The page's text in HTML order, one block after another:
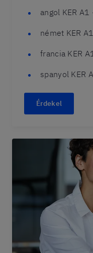
angol KER A1
német KER
francia KER
spanyol KER
Érdekel